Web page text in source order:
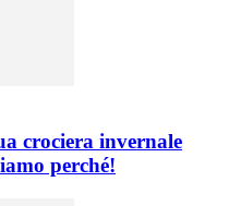
crociera invernale
perché!